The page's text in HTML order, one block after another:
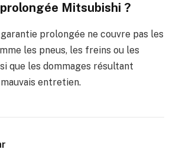
Mitsubishi ?
prolongée ne couvre pas les
les pneus, les freins ou les
que les dommages résultant
entretien.